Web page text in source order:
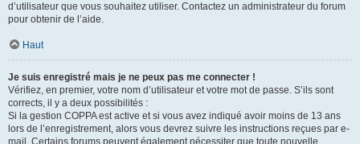
d’utilisateur que vous souhaitez utiliser. Contactez un administrateur du forum
pour obtenir de l’aide.
Haut
Je suis enregistré mais je ne peux pas me connecter !
Vérifiez, en premier, votre nom d’utilisateur et votre mot de passe. S’ils sont
corrects, il y a deux possibilités :
Si la gestion COPPA est active et si vous avez indiqué avoir moins de 13 ans
lors de l’enregistrement, alors vous devrez suivre les instructions reçues par e-
mail. Certains forums peuvent également nécessiter que toute nouvelle